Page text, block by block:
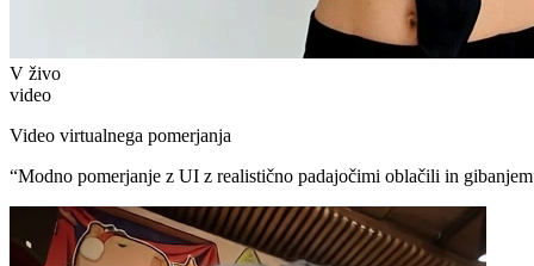
V živo
video
Video virtualnega pomerjanja
“Modno pomerjanje z UI z realistično padajočimi oblačili in gibanjem